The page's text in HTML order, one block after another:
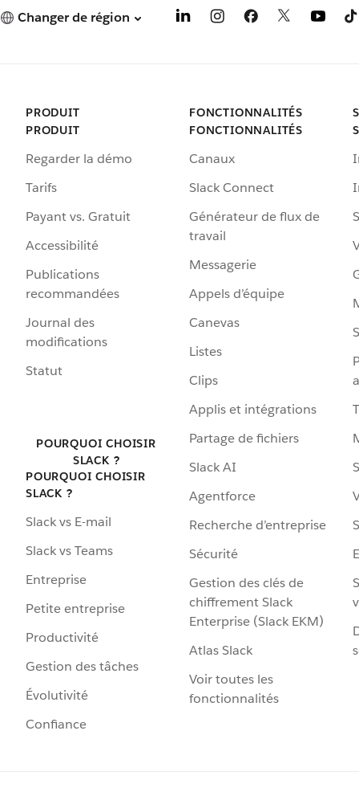
Changer de région
PRODUIT
PRODUIT
Regarder la démo
Tarifs
Payant vs. Gratuit
Accessibilité
Publications
recommandées
Journal des
modifications
Statut
POURQUOI CHOISIR
SLACK ?
POURQUOI CHOISIR
SLACK ?
Slack vs E-mail
Slack vs Teams
Entreprise
Petite entreprise
Productivité
Gestion des tâches
Évolutivité
Confiance
FONCTIONNALITÉS
FONCTIONNALITÉS
Canaux
Slack Connect
Générateur de flux de
travail
Messagerie
Appels d’équipe
Canevas
Listes
Clips
Applis et intégrations
Partage de fichiers
Slack AI
Agentforce
Recherche d’entreprise
Sécurité
Gestion des clés de
chiffrement Slack
Enterprise (Slack EKM)
Atlas Slack
Voir toutes les
fonctionnalités